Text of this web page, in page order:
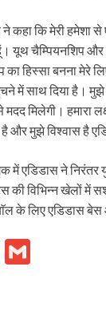
ने कहा कि मेरी
यूथ चैम्पियनशिप और
का हिस्सा बनना
दिया है। मुझे
मिलेगी। हमारा
मुझे विश्वास है
एडिडास ने
की विभिन्न खेलों में
के लिए एडिडास
Li